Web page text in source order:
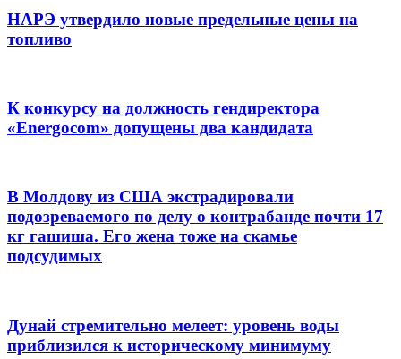
НАРЭ утвердило новые предельные цены на
топливо
К конкурсу на должность гендиректора
«Energocom» допущены два кандидата
В Молдову из США экстрадировали
подозреваемого по делу о контрабанде почти 17
кг гашиша. Его жена тоже на скамье
подсудимых
Дунай стремительно мелеет: уровень воды
приблизился к историческому минимуму